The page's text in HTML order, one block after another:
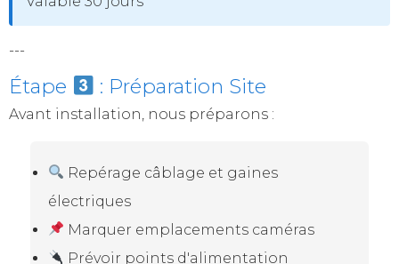
---
Étape : Préparation Site
Avant installation, nous préparons :
Repérage câblage et gaines
électriques
Marquer emplacements caméras
Prévoir points d'alimentation